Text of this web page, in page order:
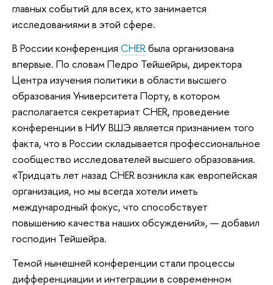
главных событий для всех, кто занимается
исследованиями в этой сфере.
В России конференция CHERбыла организована
впервые. По словам Педро Тейшейры, директора
Центра изучения политики в области высшего
образования Университета Порту, в котором
располагается секретариат CHER, проведение
конференции в НИУ ВШЭ является признанием того
факта, что в России складывается профессиональное
сообщество исследователей высшего образования.
«Тридцать лет назад CHER возникла как европейская
организация, но мы всегда хотели иметь
международный фокус, что способствует
повышению качества наших обсуждений», — добавил
господин Тейшейра.
Темой нынешней конференции стали процессы
дифференциации и интеграции в современном